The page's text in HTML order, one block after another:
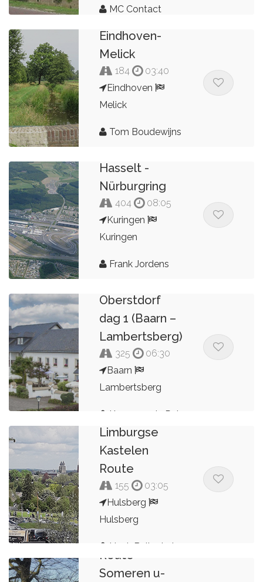
MC Contact
Eindhoven-
Melick
184
03:40
Eindhoven
Melick
Tom Boudewijns
Hasselt -
Nürburgring
404
08:05
Kuringen
Kuringen
Frank Jordens
Oberstdorf
dag 1 (Baarn –
Lambertsberg)
325
06:30
Baarn
Lambertsberg
Kees van de Pol
Zuid-
Limburgse
Kastelen
Route
155
03:05
Hulsberg
Hulsberg
Henk Buitenhuis
Route
Someren u-